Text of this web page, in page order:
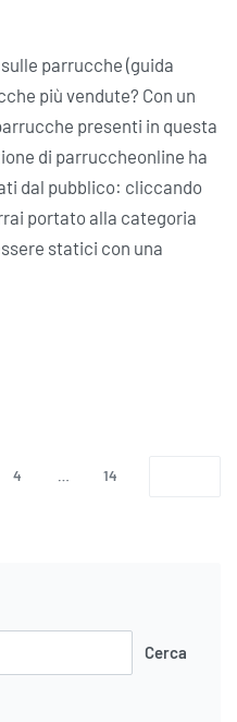
parrucche (guida
più vendute? Con un
presenti in questa
di parruccheonline ha
dal pubblico: cliccando
portato alla categoria
statici con una
4 … 14
Cerca